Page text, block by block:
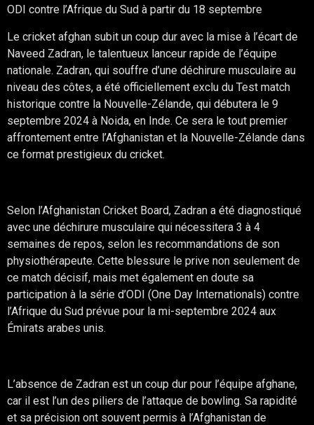
ODI contre l’Afrique du Sud à partir du 18 septembre
Le cricket afghan subit un coup dur avec la mise à l’écart de
Naveed Zadran, le talentueux lanceur rapide de l’équipe
nationale. Zadran, qui souffre d’une déchirure musculaire au
niveau des côtes, a été officiellement exclu du Test match
historique contre la Nouvelle-Zélande, qui débutera le 9
septembre 2024 à Noida, en Inde. Ce sera le tout premier
affrontement entre l’Afghanistan et la Nouvelle-Zélande dans
ce format prestigieux du cricket.
Selon l’Afghanistan Cricket Board, Zadran a été diagnostiqué
avec une déchirure musculaire qui nécessitera 3 à 4
semaines de repos, selon les recommandations de son
physiothérapeute. Cette blessure le prive non seulement de
ce match décisif, mais met également en doute sa
participation à la série d’ODI (One Day Internationals) contre
l’Afrique du Sud prévue pour la mi-septembre 2024 aux
Émirats arabes unis.
L’absence de Zadran est un coup dur pour l’équipe afghane,
car il est l’un des piliers de l’attaque de bowling. Sa rapidité
et sa précision ont souvent permis à l’Afghanistan de